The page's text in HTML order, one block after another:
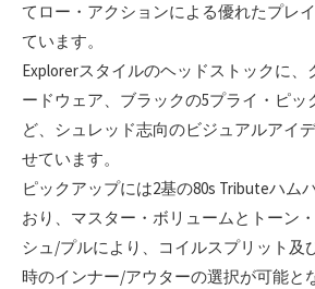
てロー・アクションによる優れたプレ
ています。
Explorerスタイルのヘッドストックに
ードウェア、ブラックの5プライ・ピッ
ど、シュレッド志向のビジュアルアイ
せています。
ピックアップには2基の80s Tributeハム
おり、マスター・ボリュームとトーン
シュ/プルにより、コイルスプリット及
時のインナー/アウターの選択が可能と